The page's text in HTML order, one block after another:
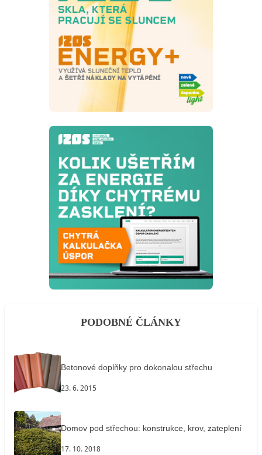
PODOBNÉ ČLÁNKY
Betonové doplňky pro dokonalou střechu
23. 6. 2015
Domov pod střechou: konstrukce, krov, zateplení
17. 10. 2018